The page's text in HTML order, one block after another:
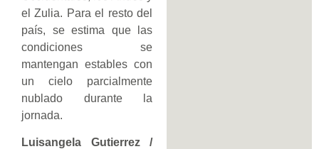
el Zulia. Para el resto del
país, se estima que las
condiciones se
mantengan estables con
un cielo parcialmente
nublado durante la
jornada.
Luisangela Gutierrez /